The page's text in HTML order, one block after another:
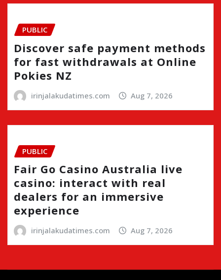
PUBLIC
Discover safe payment methods
for fast withdrawals at Online
Pokies NZ
irinjalakudatimes.com Aug 7, 2026
PUBLIC
Fair Go Casino Australia live
casino: interact with real
dealers for an immersive
experience
irinjalakudatimes.com Aug 7, 2026